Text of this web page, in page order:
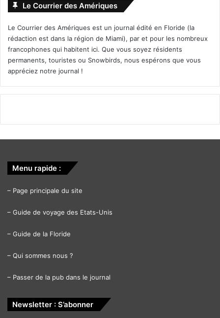
Le Courrier des Amériques
Le Courrier des Amériques est un journal édité en Floride (la
rédaction est dans la région de Miami), par et pour les nombreux
francophones qui habitent ici. Que vous soyez résidents
permanents, touristes ou Snowbirds, nous espérons que vous
appréciez notre journal !
Menu rapide :
– Page principale du site
– Guide de voyage des Etats-Unis
– Guide de la Floride
– Qui sommes nous ?
– Passer de la pub dans le journal
Newsletter : S’abonner